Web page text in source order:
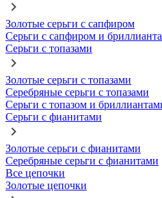
Золотые серьги с сапфиром
Серьги с сапфиром и
Серьги с топазами
Золотые серьги с топазами
Серебряные серьги с топазами
Серьги с топазом и
Серьги с фианитами
Золотые серьги с фианитами
Серебряные серьги с фианитами
Все цепочки
Золотые цепочки